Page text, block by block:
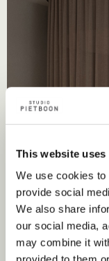
This website uses
We use cookies
provide social
We also share
our social media,
may combine it